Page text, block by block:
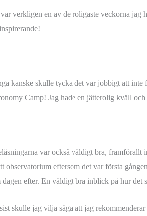
verkligen en av de roligaste veckorna jag
kanske skulle tycka det var jobbigt att inte
Camp! Jag hade en jätterolig kväll
var också väldigt bra, framförallt
observatorium eftersom det var första
dagen efter. En väldigt bra inblick på hur det
skulle jag vilja säga att jag